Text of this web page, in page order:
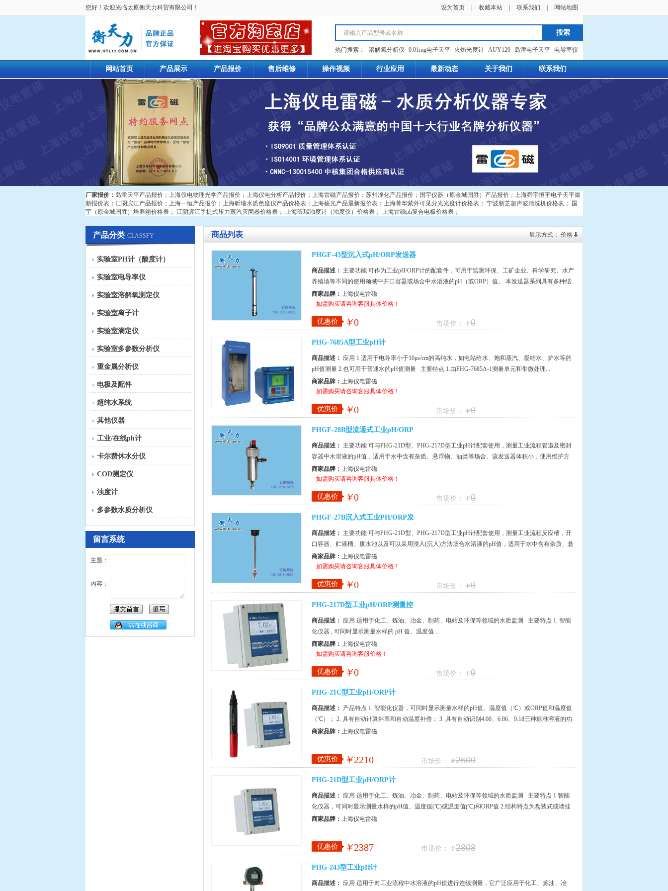
您好！欢迎光临太原衡天力科贸有限公司！ 设为首页 收藏本站 联系我们 网站地图
热门搜索： 溶解氧分析仪 0.01mg电子天平 火焰光度计 AUY120 岛津电子天平 电导率仪
网站首页 产品展示 产品报价 售后维修 操作视频 行业应用 最新动态 关于我们 联系我们
厂家报价： 岛津天平产品报价； 上海仪电物理光学产品报价； 上海仪电分析产品报价； 上海雷磁产品报价； 苏州净化产品报价； 国宇仪器（原金城国胜）产品报价； 上海舜宇恒平电子天平最
新报价表； 江阴滨江产品报价； 上海一恒产品报价； 上海昕瑞水质色度仪产品价格表； 上海棱光产品最新报价表； 上海菁华紫外可见分光光度计价格表； 宁波新芝超声波清洗机价格表；
国
宇（原金城国胜）培养箱价格表； 江阴滨江手提式压力蒸汽灭菌器价格表； 上海昕瑞浊度计（浊度仪）价格表； 上海雷磁ph复合电极价格表；
产品分类 CLASSFY
实验室PH计（酸度计）
实验室电导率仪
实验室溶解氧测定仪
实验室离子计
实验室滴定仪
实验室多参数分析仪
重金属分析仪
电极及配件
超纯水系统
其他仪器
工业/在线ph计
卡尔费休水分仪
COD测定仪
浊度计
多参数水质分析仪
留言系统
主题：
内容：
显示方式： 价格
商品列表
PHGF-43型沉入式pH/ORP发送器
商品描述： 主要功能 可作为工业pH/ORP计的配套件，可用于监测环保、工矿企业、科学研究、水产
养殖场等不同的使用领域中开口容器或场合中水溶液的pH（或ORP）值。 本发送器系列具有多种结
构形式可供用户选择，...
商家品牌： 上海仪电雷磁
如需购买请咨询客服具体价格！
市场价： ￥0
优惠价 ￥0
PHG-7685A型工业pH计
商品描述： 应用 1.适用于电导率小于10μs/cm的高纯水，如电站给水、饱和蒸汽、凝结水、炉水等的
pH值测量 2.也可用于普通水的pH值测量 主要特点 1.由PHG-7685A-1测量单元和带微处理...
商家品牌： 上海仪电雷磁
如需购买请咨询客服具体价格！
市场价： ￥0
优惠价 ￥0
PHGF-28B型流通式工业pH/ORP
商品描述： 主要功能 可与PHG-21D型、PHG-217D型工业pH计配套使用，测量工业流程管道及密封
容器中水溶液的pH值，适用于水中含有杂质、悬浮物、油类等场合。该发送器体积小，使用维护方
便，整个发送器采用不锈钢制...
商家品牌： 上海仪电雷磁
如需购买请咨询客服具体价格！
市场价： ￥0
优惠价 ￥0
PHGF-27B沉入式工业PH/ORP发
商品描述： 主要功能 可与PHG-21D型、PHG-217D型工业pH计配套使用，测量工业流程反应槽，开
口容器、贮液槽、废水池以及可以采用浸入(沉入)方法场合水溶液的pH值，适用于水中含有杂质、悬
浮物、油类等场合。 该发送器体...
商家品牌： 上海仪电雷磁
如需购买请咨询客服具体价格！
市场价： ￥0
优惠价 ￥0
PHG-217D型工业pH/ORP测量控
商品描述： 应用 适用于化工、炼油、冶金、制药、电站及环保等领域的水质监测 主要特点 1. 智能
化仪器 , 可同时显示测量水样的 pH 值、温度值 ...
商家品牌： 上海仪电雷磁
如需购买请咨询客服价格！
市场价： ￥0
优惠价 ￥0
PHG-21C型工业pH/ORP计
商品描述： 产品特点 1. 智能化仪器，可同时显示测量水样的pH值、温度值（℃）或ORP值和温度值
（℃）； 2. 具有自动计算斜率和自动温度补偿； 3. 具有自动识别4.00、6.86、9.18三种标准溶液的功
能； 4.&n...
商家品牌： 上海仪电雷磁
市场价： ￥2600
优惠价 ￥2210
PHG-21D型工业pH/ORP计
商品描述： 应用 适用于化工、炼油、冶金、制药、电站及环保等领域的水质监测 主要特点 1.智能
化仪器，可同时显示测量水样的pH值、温度值(℃)或温度值(℃)和ORP值 2.结构特点为盘装式或墙挂
式, 便于安装,...
商家品牌： 上海仪电雷磁
市场价： ￥2808
优惠价 ￥2387
PHG-243型工业pH计
商品描述： 应用 适用于对工业流程中水溶液的pH值进行连续测量，它广泛应用于化工、炼油、冶